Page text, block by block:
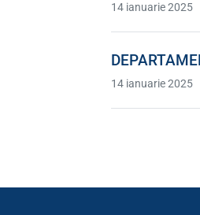
14 ianuarie 2025
14 ianuarie 2025